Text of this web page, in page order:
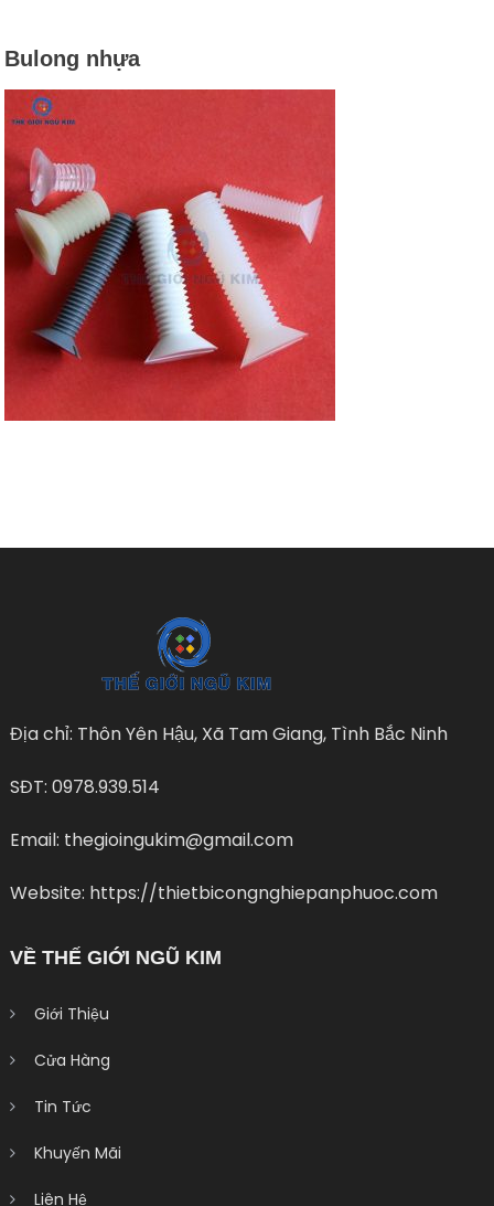
Bulong nhựa
Địa chỉ: Thôn Yên Hậu, Xã Tam Giang, Tình Bắc Ninh
SĐT: 0978.939.514
Email: thegioingukim@gmail.com
Website: https://thietbicongnghiepanphuoc.com
VỀ THẾ GIỚI NGŨ KIM
Giới Thiệu
Cửa Hàng
Tin Tức
Khuyến Mãi
Liên Hệ